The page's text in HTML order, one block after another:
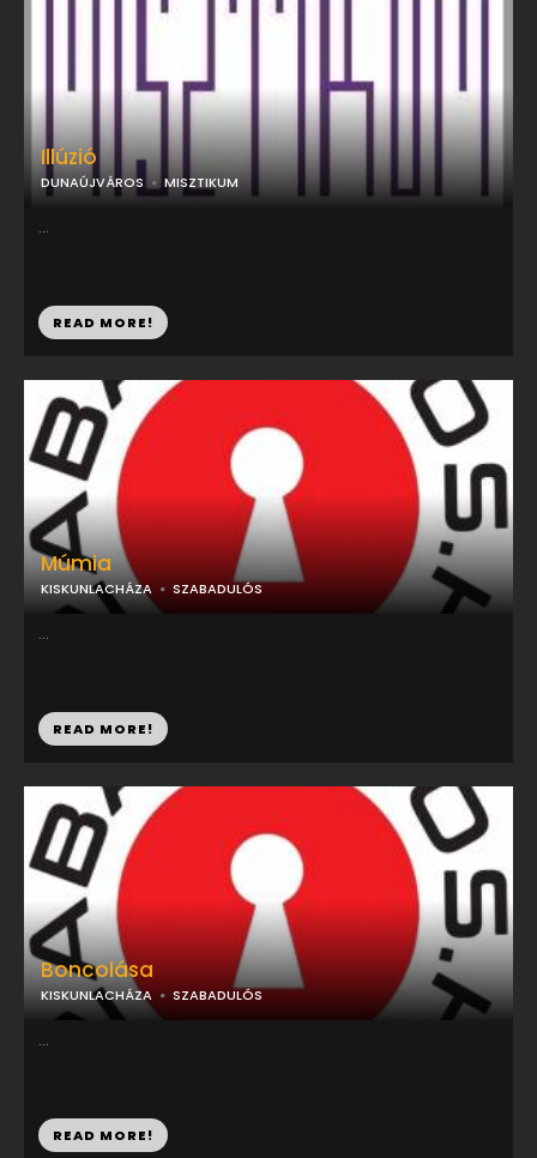
Illúzió
DUNAÚJVÁROS MISZTIKUM
...
READ MORE!
Múmia
KISKUNLACHÁZA SZABADULÓS
...
READ MORE!
Boncolása
KISKUNLACHÁZA SZABADULÓS
...
READ MORE!